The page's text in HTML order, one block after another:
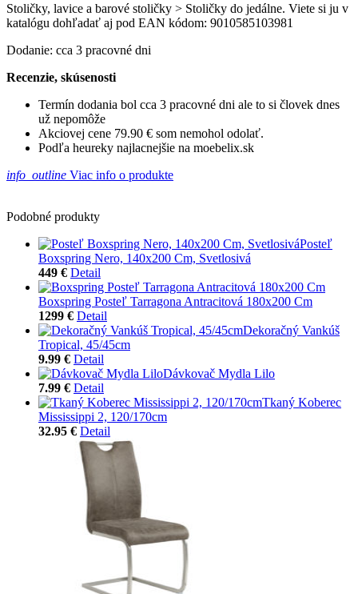
Stoličky, lavice a barové stoličky > Stoličky do jedálne. Viete si ju v
katalógu dohľadať aj pod EAN kódom: 9010585103981
Dodanie: cca 3 pracovné dni
Recenzie, skúsenosti
Termín dodania bol cca 3 pracovné dni ale to si človek dnes
už nepomôže
Akciovej cene 79.90 € som nemohol odolať.
Podľa heureky najlacnejšie na moebelix.sk
info_outline Viac info o produkte
Podobné produkty
Posteľ
Boxspring Nero, 140x200 Cm, Svetlosivá
449 € Detail
Boxspring Posteľ Tarragona Antracitová 180x200 Cm
1299 € Detail
Dekoračný Vankúš
Tropical, 45/45cm
9.99 € Detail
Dávkovač Mydla Lilo
7.99 € Detail
Tkaný Koberec
Mississippi 2, 120/170cm
32.95 € Detail